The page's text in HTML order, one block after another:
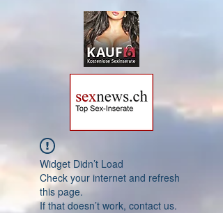
Widget Didn’t Load
Check your internet and refresh
this page.
If that doesn’t work, contact us.